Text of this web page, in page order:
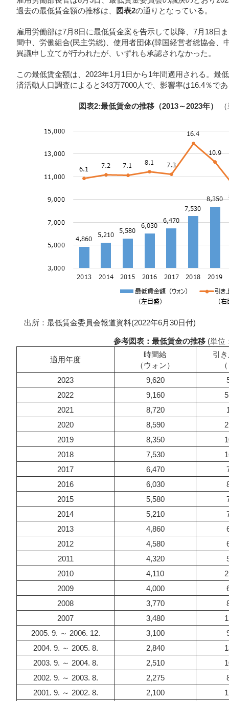
過去の最低賃金額の推移は、
図表2の通りとなっている。
雇用労働部は7月8日に最低賃金案を告示して以降、7月18日
間中、労働組合(民主労総)、使用者団体(韓国経営者総協会、
異議申し立てが行われたが、いずれも承認されなかった。
この最低賃金額は、2023年1月1日から1年間適用される。最
済活動人口調査によると343万7000人で、影響率は16.4％で
図表2:最低賃金の推移（2013～2023年）
出所：最低賃金委員会報道資料(2022年6月30日付)
参考図表：最低賃金の推移(単位
適用年度
時間給
（ウォン）
引
2023
9,620
2022
9,160
2021
8,720
2020
8,590
2019
8,350
2018
7,530
2017
6,470
2016
6,030
2015
5,580
2014
5,210
2013
4,860
2012
4,580
2011
4,320
2010
4,110
2009
4,000
2008
3,770
2007
3,480
2005. 9. ～ 2006. 12.
3,100
2004. 9. ～ 2005. 8.
2,840
2003. 9. ～ 2004. 8.
2,510
2002. 9. ～ 2003. 8.
2,275
2001. 9. ～ 2002. 8.
2,100